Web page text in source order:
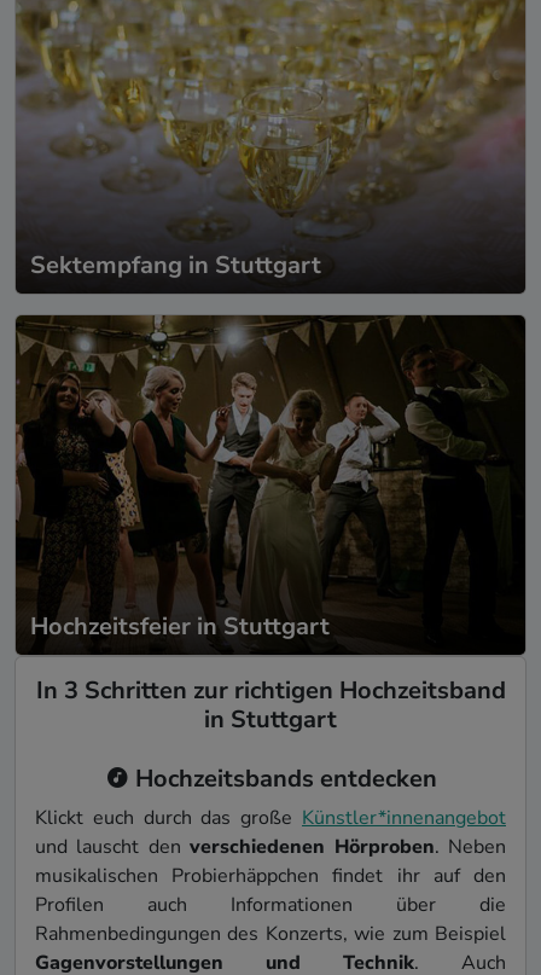
Sektempfang in Stuttgart
Hochzeitsfeier in Stuttgart
In 3 Schritten zur richtigen Hochzeitsband
in Stuttgart
Hochzeitsbands entdecken
Klickt euch durch das große Künstler*innenangebot
und lauscht denverschiedenen Hörproben. Neben
musikalischen Probierhäppchen findet ihr auf den
Profilen auch Informationen über die
Rahmenbedingungen des Konzerts, wie zum Beispiel
Gagenvorstellungen und Technik. Auch